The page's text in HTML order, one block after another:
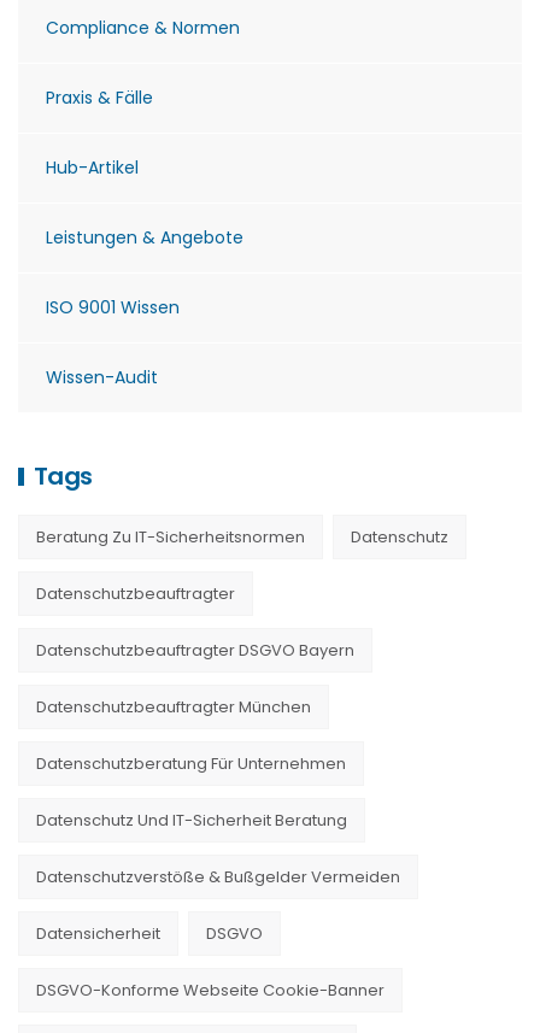
Compliance & Normen
Praxis & Fälle
Hub-Artikel
Leistungen & Angebote
ISO 9001 Wissen
Wissen-Audit
Tags
Beratung Zu IT-Sicherheitsnormen Datenschutz
Datenschutzbeauftragter
Datenschutzbeauftragter DSGVO Bayern
Datenschutzbeauftragter München
Datenschutzberatung Für Unternehmen
Datenschutz Und IT-Sicherheit Beratung
Datenschutzverstöße & Bußgelder Vermeiden
Datensicherheit DSGVO
DSGVO-Konforme Webseite Cookie-Banner